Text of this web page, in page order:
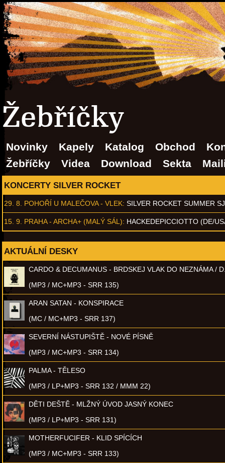
Žebříčky
Novinky Kapely Katalog Obchod
Žebříčky
Videa Download Sekta
KONCERTY SILVER ROCKET
29. 8. POHOŘÍ U MALEČOVA - VLEK: SILVER ROCKET SUMMER
15. 9. PRAHA - ARCHA+ (MALÝ SÁL): HACKEDEPICCIOTTO (DE/
AKTUÁLNÍ DESKY
CARDO & DECUMANUS - BRDSKEJ VLAK DO NEZNÁMA /
(MP3 / MC+MP3 - SRR 135)
ARAN SATAN - KONSPIRACE
(MC / MC+MP3 - SRR 137)
SEVERNÍ NÁSTUPIŠTĚ - NOVÉ PÍSNĚ
(MP3 / MC+MP3 - SRR 134)
PALMA - TĚLESO
(MP3 / LP+MP3 - SRR 132 / MMM 22)
DĚTI DEŠTĚ - MLŽNÝ ÚVOD JASNÝ KONEC
(MP3 / LP+MP3 - SRR 131)
MOTHERFUCIFER - KLID SPÍCÍCH
(MP3 / MC+MP3 - SRR 133)